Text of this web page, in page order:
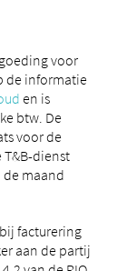
voor
de informatie
en is
btw. De
voor de
T&B-dienst
de maand
facturering
aan de partij